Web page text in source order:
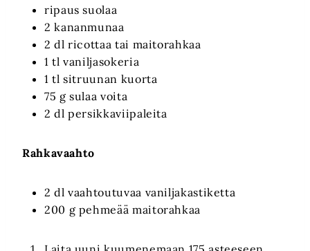
ripaus suolaa
2 kananmunaa
2 dl ricottaa tai maitorahkaa
1 tl vaniljasokeria
1 tl sitruunan kuorta
75 g sulaa voita
2 dl persikkaviipaleita
Rahkavaahto
2 dl vaahtoutuvaa vaniljakastiketta
200 g pehmeää maitorahkaa